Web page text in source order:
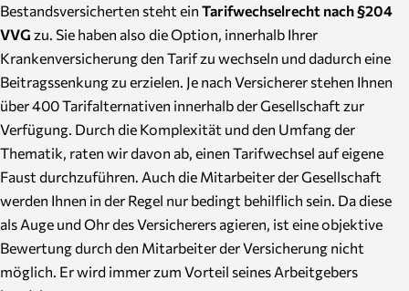
Bestandsversicherten steht ein Tarifwechselrecht nach §204
VVG zu. Sie haben also die Option, innerhalb Ihrer
Krankenversicherung den Tarif zu wechseln und dadurch eine
Beitragssenkung zu erzielen. Je nach Versicherer stehen Ihnen
über 400 Tarifalternativen innerhalb der Gesellschaft zur
Verfügung. Durch die Komplexität und den Umfang der
Thematik, raten wir davon ab, einen Tarifwechsel auf eigene
Faust durchzuführen. Auch die Mitarbeiter der Gesellschaft
werden Ihnen in der Regel nur bedingt behilflich sein. Da diese
als Auge und Ohr des Versicherers agieren, ist eine objektive
Bewertung durch den Mitarbeiter der Versicherung nicht
möglich. Er wird immer zum Vorteil seines Arbeitgebers